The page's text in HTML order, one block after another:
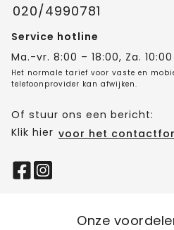
020/4990781
Service hotline
Ma.-vr. 8:00 – 18:00, Za. 10:00
Het normale tarief voor vaste en
telefoonprovider kan afwijken.
Of stuur ons een bericht:
Klik hier voor het
Onze